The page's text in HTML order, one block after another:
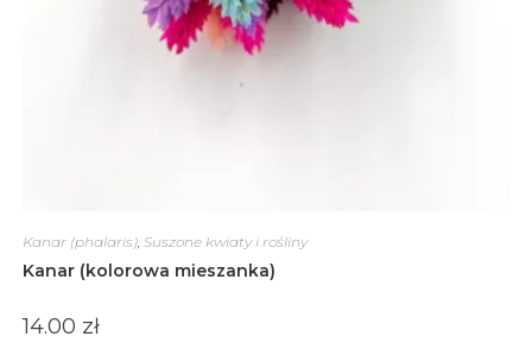
Kanar (phalaris), Suszone kwiaty i rośliny
Kanar (kolorowa mieszanka)
14.00 zł